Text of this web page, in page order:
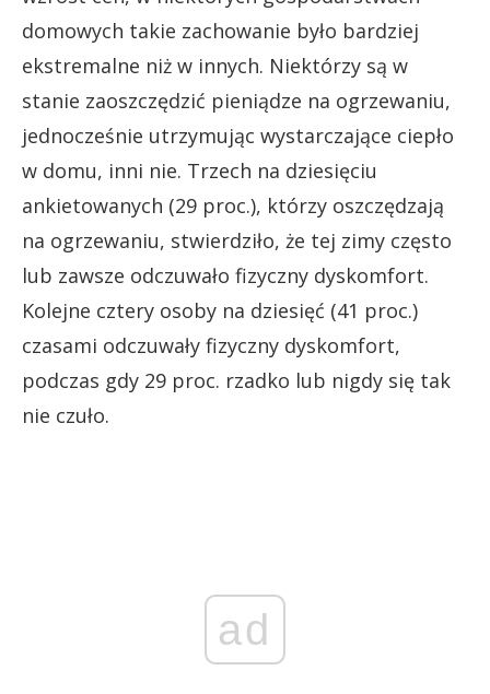
domowych takie zachowanie było bardziej
ekstremalne niż w innych. Niektórzy są w
stanie zaoszczędzić pieniądze na ogrzewaniu,
jednocześnie utrzymując wystarczające ciepło
w domu, inni nie. Trzech na dziesięciu
ankietowanych (29 proc.), którzy oszczędzają
na ogrzewaniu, stwierdziło, że tej zimy często
lub zawsze odczuwało fizyczny dyskomfort.
Kolejne cztery osoby na dziesięć (41 proc.)
czasami odczuwały fizyczny dyskomfort,
podczas gdy 29 proc. rzadko lub nigdy się tak
nie czuło.
ad